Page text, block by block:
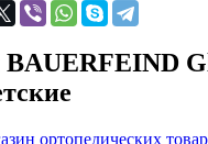
ортопедических